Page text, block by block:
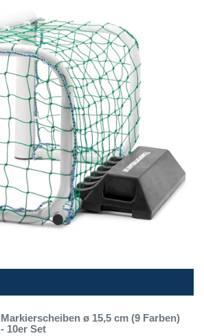
Markierscheiben ø 15,5 cm (9 Farben)
- 10er Set